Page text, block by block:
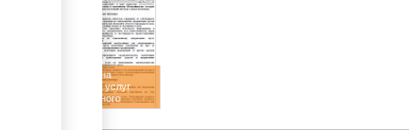
Договор на
оказание услуг
таможенного
представителя